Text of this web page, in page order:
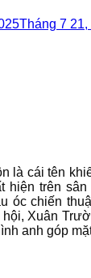
Tháng 7 21,
là cái tên
hiện trên
óc chiến
Xuân
anh góp